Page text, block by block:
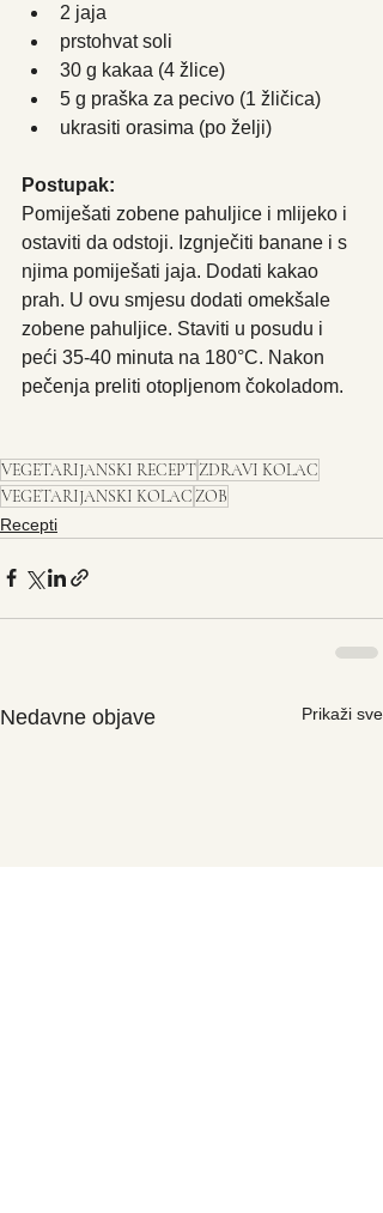
2 jaja
prstohvat soli
30 g kakaa (4 žlice)
5 g praška za pecivo (1 žličica)
ukrasiti orasima (po želji)
Postupak:
Pomiješati zobene pahuljice i mlijeko i
ostaviti da odstoji. Izgnječiti banane i s
njima pomiješati jaja. Dodati kakao
prah. U ovu smjesu dodati omekšale
zobene pahuljice. Staviti u posudu i
peći 35-40 minuta na 180°C. Nakon
pečenja preliti otopljenom čokoladom.
VEGETARIJANSKI RECEPTZDRAVI KOLAC
VEGETARIJANSKI KOLACZOB
Recepti
Nedavne objave Prikaži sve